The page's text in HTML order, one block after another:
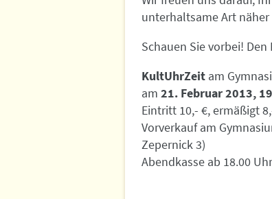
unterhaltsame Art
Schauen Sie vorbei! Den
KultUhrZeit am
am 21. Februar 2013,
Eintritt 10,- €, ermäßigt
Vorverkauf am
Zepernick 3)
Abendkasse ab 18.00 Uhr